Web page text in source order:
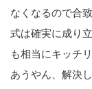
なくなるので合
式は確実に成り
も相当にキッチ
あうやん、解決